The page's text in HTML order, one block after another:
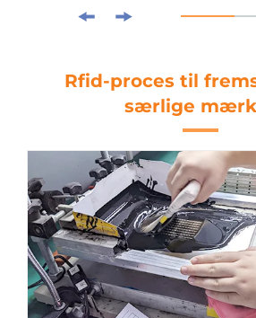
Rfid-proces til
særlige